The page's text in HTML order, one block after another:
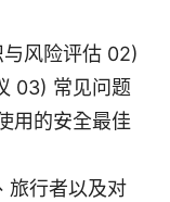
风险评估 02)
03) 常见问题
用的安全最佳
旅行者以及对